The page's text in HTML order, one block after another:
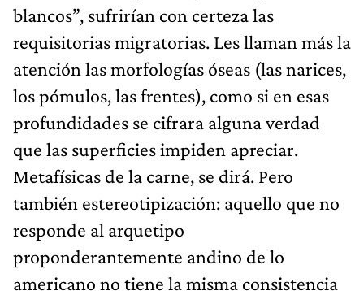
blancos”, sufrirían con certeza las
requisitorias migratorias. Les llaman más la
atención las morfologías óseas (las narices,
los pómulos, las frentes), como si en esas
profundidades se cifrara alguna verdad
que las superficies impiden apreciar.
Metafísicas de la carne, se dirá. Pero
también estereotipización: aquello que no
responde al arquetipo
proponderantemente andino de lo
americano no tiene la misma consistencia